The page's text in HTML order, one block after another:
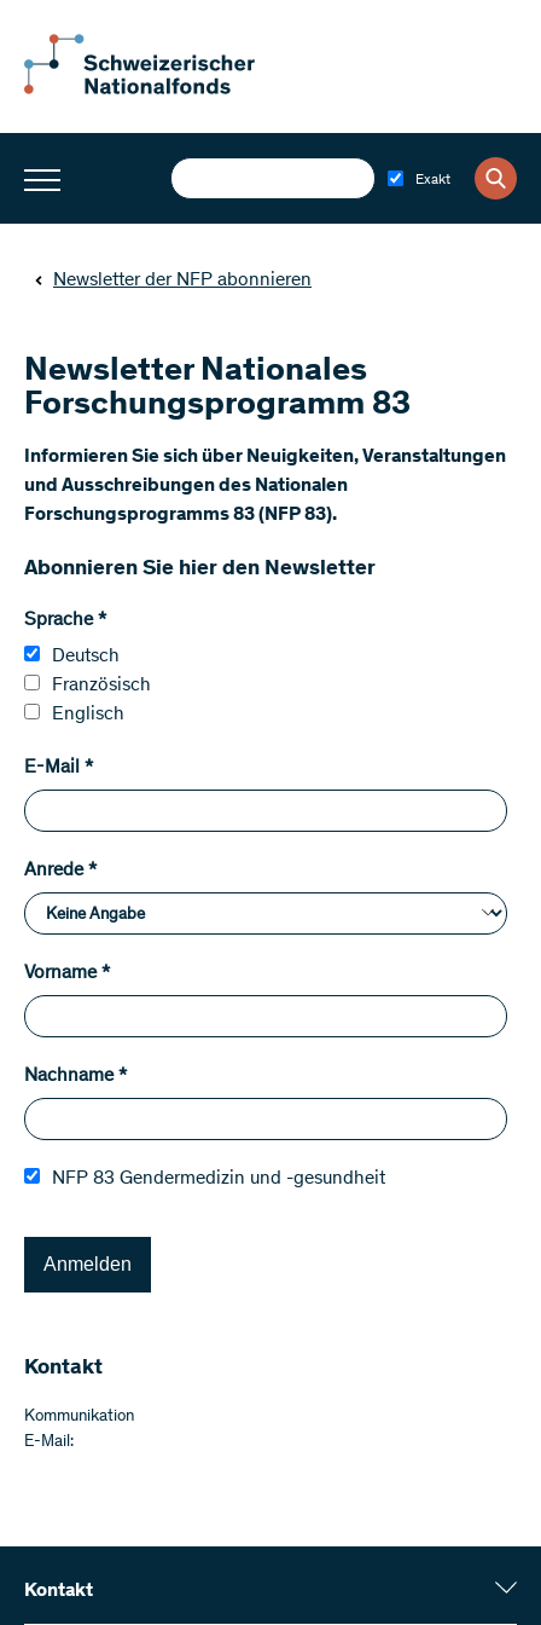
Exakt
Newsletter der NFP abonnieren
Newsletter Nationales
Forschungsprogramm 83
​Informieren Sie sich über Neuigkeiten, Veranstaltungen
und Ausschreibungen des Nationalen
Forschungsprogramms 83 (NFP 83).
Abonnieren Sie hier den Newsletter
Sprache*
Deutsch
Französisch
Englisch
E-Mail *
Anrede*
Vorname*
Nachname*
NFP 83 Gendermedizin und -gesundheit
Anmelden
​Kontakt
Kommunikation
E-Mail:
Kontakt